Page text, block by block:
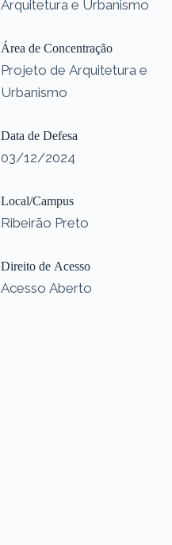
Arquitetura e Urbanismo
Área de Concentração
Projeto de Arquitetura e
Urbanismo
Data de Defesa
03/12/2024
Local/Campus
Ribeirão Preto
Direito de Acesso
Acesso Aberto